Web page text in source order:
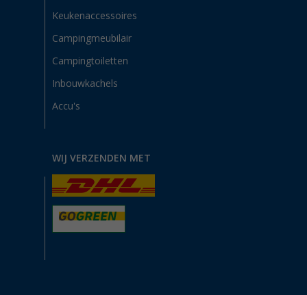
Keukenaccessoires
Campingmeubilair
Campingtoiletten
Inbouwkachels
Accu's
WIJ VERZENDEN MET